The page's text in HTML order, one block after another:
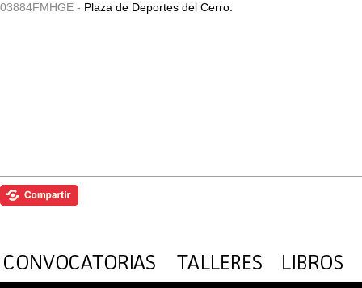
03884FMHGE - Plaza de Deportes del Cerro.